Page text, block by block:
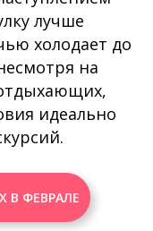
лучше
холодает до
на
идеально
В ФЕВРАЛЕ